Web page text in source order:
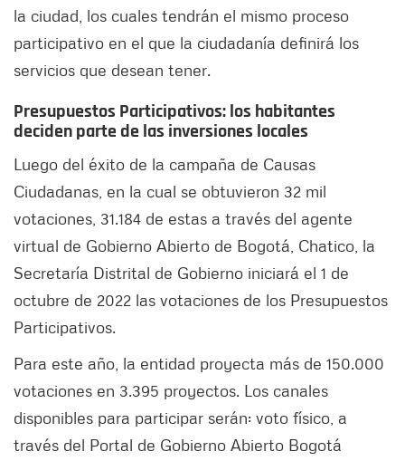
la ciudad, los cuales tendrán el mismo proceso
participativo en el que la ciudadanía definirá los
servicios que desean tener.
Presupuestos Participativos: los habitantes
deciden parte de las inversiones locales
Luego del éxito de la campaña de Causas
Ciudadanas, en la cual se obtuvieron 32 mil
votaciones, 31.184 de estas a través del agente
virtual de Gobierno Abierto de Bogotá, Chatico, la
Secretaría Distrital de Gobierno iniciará el 1 de
octubre de 2022 las votaciones de los Presupuestos
Participativos.
Para este año, la entidad proyecta más de 150.000
votaciones en 3.395 proyectos. Los canales
disponibles para participar serán: voto físico, a
través del Portal de Gobierno Abierto Bogotá